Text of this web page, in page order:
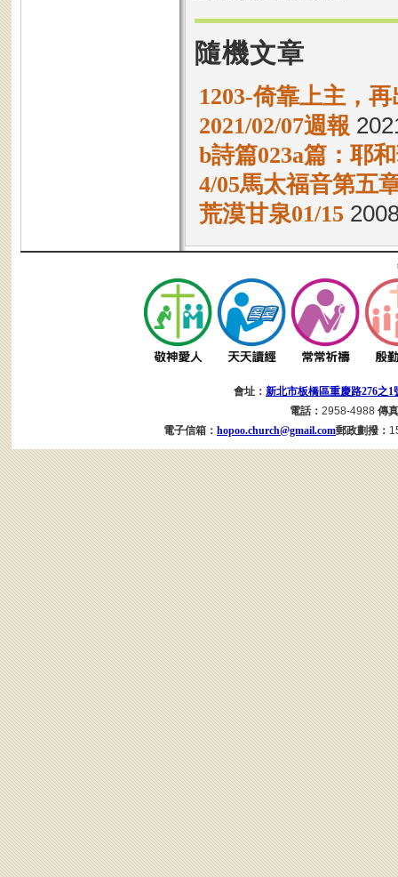
隨機文章
1203-倚靠上主，
2021/02/07週報
b詩篇023a篇：耶
4/05馬太福音第五
荒漠甘泉01/15
會址： 新北市板橋區重慶路276之1
電話： 2958-4988 傳
電子信箱： hopoo.church@gmail.com郵政劃撥：